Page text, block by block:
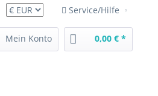
Service/Hilfe
Mein Konto 0,00 € *